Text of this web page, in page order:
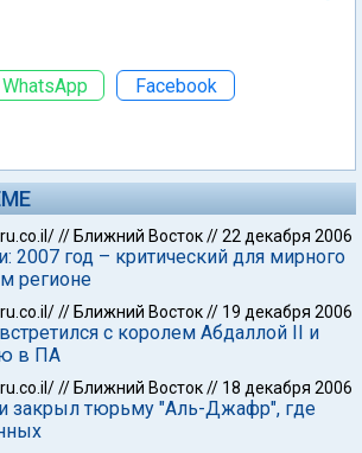
WhatsApp Facebook
// Ближний Восток//22 декабря 2006
2007 год – критический для мирного
регионе
// Ближний Восток// 19 декабря 2006
с королем Абдаллой II и
в ПА
// Ближний Восток// 18 декабря 2006
закрыл тюрьму "Аль-Джафр", где